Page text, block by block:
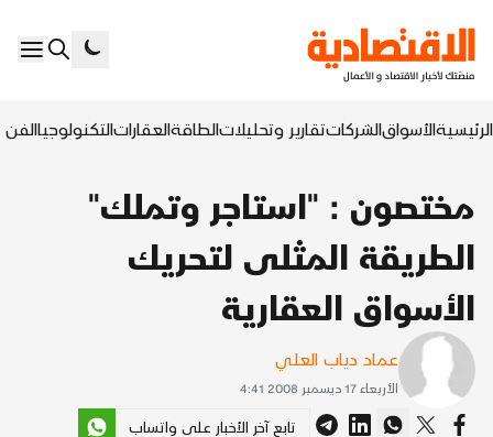
الرئيسيةالأسواقالشركاتتقارير وتحليلاتالطاقةالعقاراتالتكنولوجياالفن
مختصون : "استاجر وتملك"
الطريقة المثلى لتحريك
الأسواق العقارية
عماد دياب العلي
الأربعاء 17 ديسمبر 2008 4:41
تابع آخر الأخبار على واتساب